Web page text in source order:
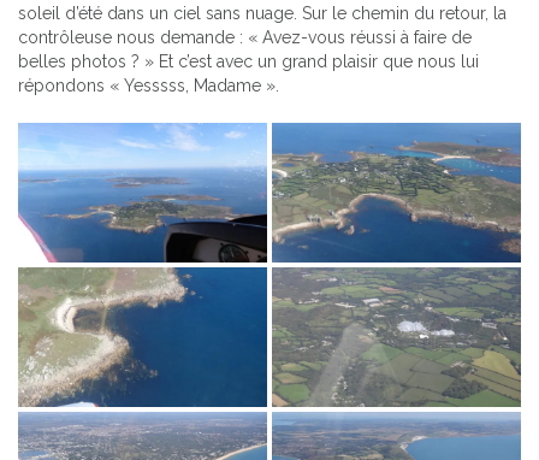
soleil d’été dans un ciel sans nuage. Sur le chemin du retour, la
contrôleuse nous demande : « Avez-vous réussi à faire de
belles photos ? » Et c’est avec un grand plaisir que nous lui
répondons « Yesssss, Madame ».